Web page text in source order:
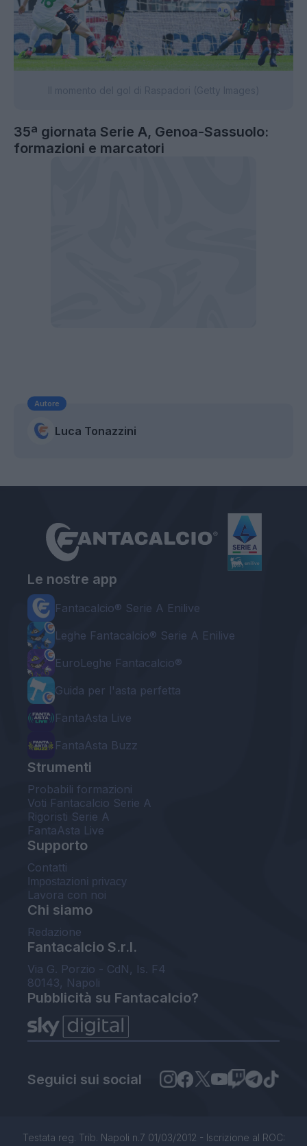
35ª giornata Serie A, Genoa-Sassuolo:
formazioni e marcatori
Autore
Luca Tonazzini
Le nostre app
Fantacalcio® Serie A Enilive
Leghe Fantacalcio® Serie A Enilive
EuroLeghe Fantacalcio®
Guida per l'asta perfetta
FantaAsta Live
FantaAsta Buzz
Strumenti
Probabili formazioni
Voti Fantacalcio Serie A
Rigoristi Serie A
FantaAsta Live
Supporto
Contatti
Impostazioni privacy
Lavora con noi
Chi siamo
Redazione
Fantacalcio S.r.l.
Via G. Porzio - CdN, Is. F4
80143, Napoli
Pubblicità su Fantacalcio?
Seguici sui social
Testata reg. Trib. Napoli n.7 01/03/2012 - Iscrizione al ROC: